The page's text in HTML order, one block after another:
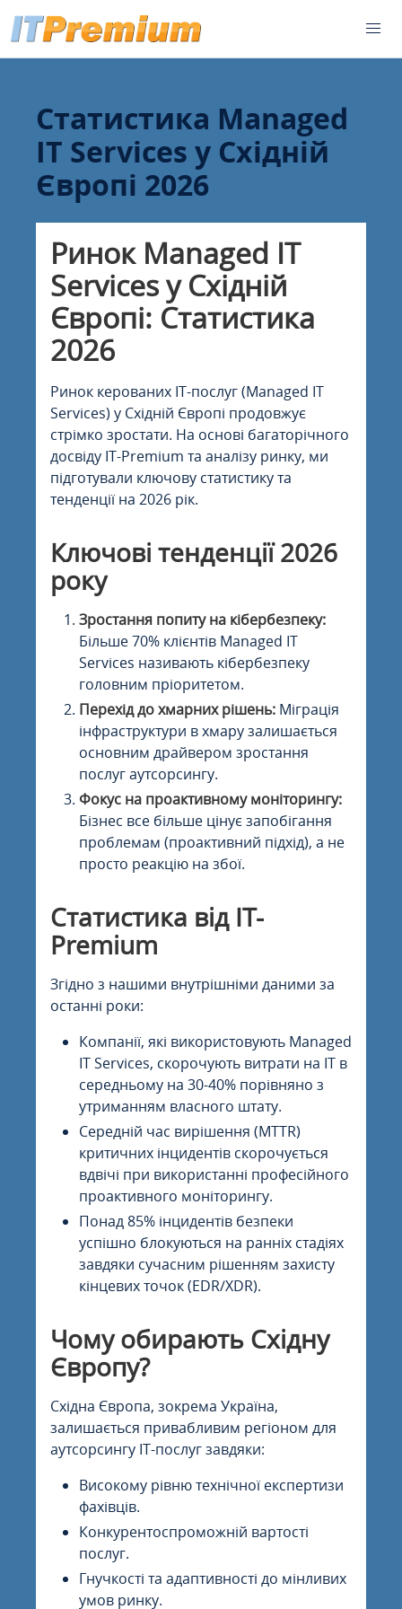
Статистика Managed
IT Services у Східній
Європі 2026
Ринок Managed IT
Services у Східній
Європі: Статистика
2026
Ринок керованих IT-послуг (Managed IT
Services) у Східній Європі продовжує
стрімко зростати. На основі багаторічного
досвіду IT-Premium та аналізу ринку, ми
підготували ключову статистику та
тенденції на 2026 рік.
Ключові тенденції 2026
року
Зростання попиту на кібербезпеку:
Більше 70% клієнтів Managed IT
Services називають кібербезпеку
головним пріоритетом.
Перехід до хмарних рішень: Міграція
інфраструктури в хмару залишається
основним драйвером зростання
послуг аутсорсингу.
Фокус на проактивному моніторингу:
Бізнес все більше цінує запобігання
проблемам (проактивний підхід), а не
просто реакцію на збої.
Статистика від IT-
Premium
Згідно з нашими внутрішніми даними за
останні роки:
Компанії, які використовують Managed
IT Services, скорочують витрати на IT в
середньому на 30-40% порівняно з
утриманням власного штату.
Середній час вирішення (MTTR)
критичних інцидентів скорочується
вдвічі при використанні професійного
проактивного моніторингу.
Понад 85% інцидентів безпеки
успішно блокуються на ранніх стадіях
завдяки сучасним рішенням захисту
кінцевих точок (EDR/XDR).
Чому обирають Східну
Європу?
Східна Європа, зокрема Україна,
залишається привабливим регіоном для
аутсорсингу IT-послуг завдяки:
Високому рівню технічної експертизи
фахівців.
Конкурентоспроможній вартості
послуг.
Гнучкості та адаптивності до мінливих
умов ринку.